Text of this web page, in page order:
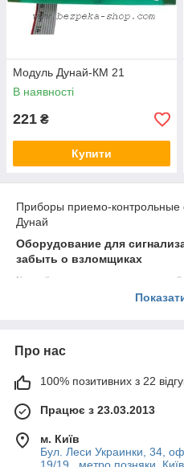
Модуль Дунай-КМ 21
В наявності
221 ₴
Купити
Приборы приемо-
Дунай
Оборудование для
забыть о взломщиках
Как обезопасить свое
дверь и крепкий замок? Это
имущества.
Як підібрати охоронну
допоможуть вам підібрати
охоронної сигналізації. Ми
компаній, як:
Про нас
100% позитивних з 22
Працює з 23.03.2013
м. Київ
Бул. Леси Украинки, 34,